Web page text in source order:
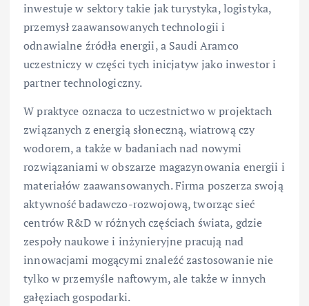
inwestuje w sektory takie jak turystyka, logistyka,
przemysł zaawansowanych technologii i
odnawialne źródła energii, a Saudi Aramco
uczestniczy w części tych inicjatyw jako inwestor i
partner technologiczny.
W praktyce oznacza to uczestnictwo w projektach
związanych z energią słoneczną, wiatrową czy
wodorem, a także w badaniach nad nowymi
rozwiązaniami w obszarze magazynowania energii i
materiałów zaawansowanych. Firma poszerza swoją
aktywność badawczo-rozwojową, tworząc sieć
centrów R&D w różnych częściach świata, gdzie
zespoły naukowe i inżynieryjne pracują nad
innowacjami mogącymi znaleźć zastosowanie nie
tylko w przemyśle naftowym, ale także w innych
gałęziach gospodarki.